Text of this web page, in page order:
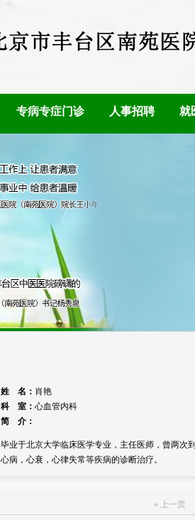
专病专症门诊 人事招聘 就
姓 名： 肖艳
科 室： 心血管内科
简 介：
毕业于北京大学临床医学专业，主任医师，曾两次
心病，心衰，心律失常等疾病的诊断治疗。
« 上一页